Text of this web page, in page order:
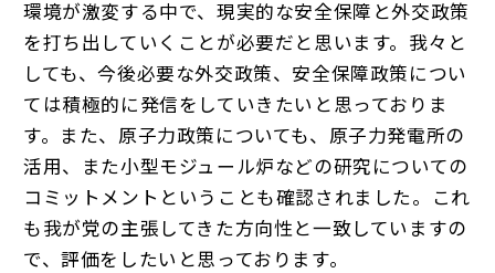
環境が激変する中で、現実的な安全保障と外交政策
を打ち出していくことが必要だと思います。我々と
しても、今後必要な外交政策、安全保障政策につい
ては積極的に発信をしていきたいと思っておりま
す。また、原子力政策についても、原子力発電所の
活用、また小型モジュール炉などの研究についての
コミットメントということも確認されました。これ
も我が党の主張してきた方向性と一致していますの
で、評価をしたいと思っております。